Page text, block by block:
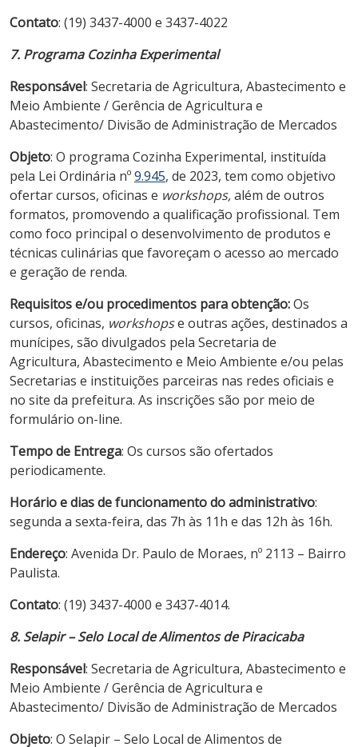
Contato: (19) 3437-4000 e 3437-4022
7. Programa Cozinha Experimental
Responsável: Secretaria de Agricultura, Abastecimento e
Meio Ambiente / Gerência de Agricultura e
Abastecimento/ Divisão de Administração de Mercados
Objeto: O programa Cozinha Experimental, instituída
pela Lei Ordinária nº9.945, de 2023, tem como objetivo
ofertar cursos, oficinas e workshops,além de outros
formatos, promovendo a qualificação profissional. Tem
como foco principal o desenvolvimento de produtos e
técnicas culinárias que favoreçam o acesso ao mercado
e geração de renda.
Requisitos e/ou procedimentos para obtenção:Os
cursos, oficinas, workshopse outras ações, destinados a
munícipes, são divulgados pela Secretaria de
Agricultura, Abastecimento e Meio Ambiente e/ou pelas
Secretarias e instituições parceiras nas redes oficiais e
no site da prefeitura. As inscrições são por meio de
formulário on-line.
Tempo de Entrega: Os cursos são ofertados
periodicamente.
Horário e dias de funcionamento do administrativo:
segunda a sexta-feira, das 7h às 11h e das 12h às 16h.
Endereço: Avenida Dr. Paulo de Moraes, nº 2113 – Bairro
Paulista.
Contato: (19) 3437-4000 e 3437-4014.
8. Selapir – Selo Local de Alimentos de Piracicaba
Responsável: Secretaria de Agricultura, Abastecimento e
Meio Ambiente / Gerência de Agricultura e
Abastecimento/ Divisão de Administração de Mercados
Objeto: O Selapir – Selo Local de Alimentos de